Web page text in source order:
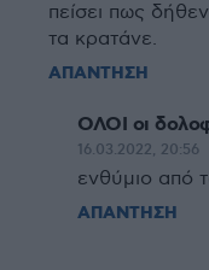
πείσει πως
τα κρατάνε.
ΑΠΑΝΤΗΣΗ
ΟΛΟΙ οι
16.03.2022, 20:56
ενθύμιο από
ΑΠΑΝΤΗΣΗ